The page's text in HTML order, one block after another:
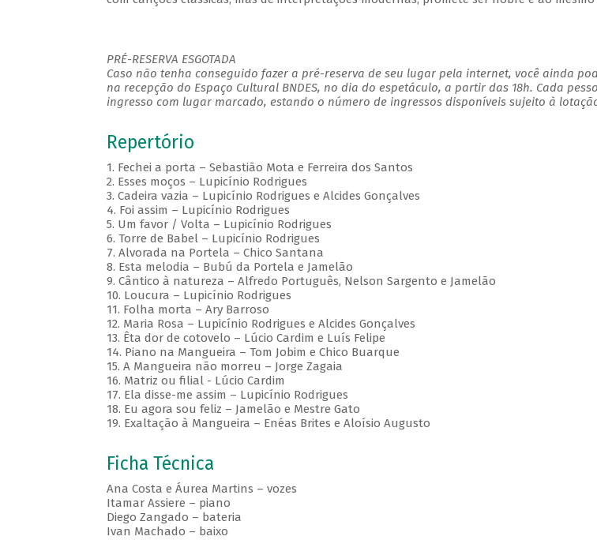
PRÉ-RESERVA ESGOTADA
Caso não tenha conseguido fazer a pré-reserva de seu lugar pela internet, você ainda
na recepção do Espaço Cultural BNDES, no dia do espetáculo, a partir das 18h. Cada
ingresso com lugar marcado, estando o número de ingressos disponíveis sujeito à
Repertório
1. Fechei a porta – Sebastião Mota e Ferreira dos Santos
2. Esses moços – Lupicínio Rodrigues
3. Cadeira vazia – Lupicínio Rodrigues e Alcides Gonçalves
4. Foi assim – Lupicínio Rodrigues
5. Um favor / Volta – Lupicínio Rodrigues
6. Torre de Babel – Lupicínio Rodrigues
7. Alvorada na Portela – Chico Santana
8. Esta melodia – Bubú da Portela e Jamelão
9. Cântico à natureza – Alfredo Português, Nelson Sargento e Jamelão
10. Loucura – Lupicínio Rodrigues
11. Folha morta – Ary Barroso
12. Maria Rosa – Lupicínio Rodrigues e Alcides Gonçalves
13. Êta dor de cotovelo – Lúcio Cardim e Luís Felipe
14. Piano na Mangueira – Tom Jobim e Chico Buarque
15. A Mangueira não morreu – Jorge Zagaia
16. Matriz ou filial - Lúcio Cardim
17. Ela disse-me assim – Lupicínio Rodrigues
18. Eu agora sou feliz – Jamelão e Mestre Gato
19. Exaltação à Mangueira – Enéas Brites e Aloísio Augusto
Ficha Técnica
Ana Costa e Áurea Martins – vozes
Itamar Assiere – piano
Diego Zangado – bateria
Ivan Machado – baixo